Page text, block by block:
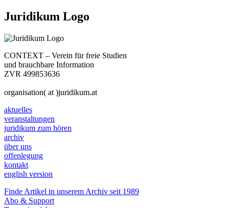
Juridikum Logo
CONTEXT – Verein für freie Studien
und brauchbare Information
ZVR 499853636
organisation( at )juridikum.at
aktuelles
veranstaltungen
juridikum zum hören
archiv
über uns
offenlegung
kontakt
english version
Finde Artikel in unserem Archiv seit 1989
Abo & Support